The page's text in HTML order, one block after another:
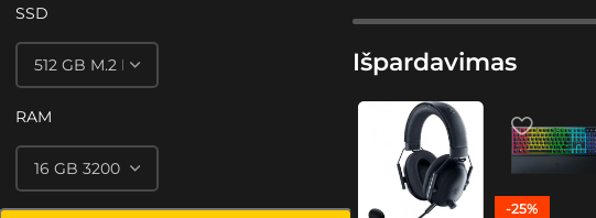
SSD
RAM
Išpardavimas
-25%